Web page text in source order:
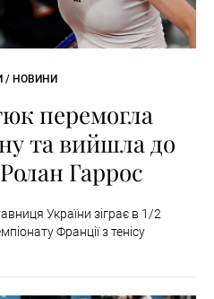
/ НОВИНИ
перемогла
та вийшла до
Гаррос
України зіграє в 1/2
Франції з тенісу